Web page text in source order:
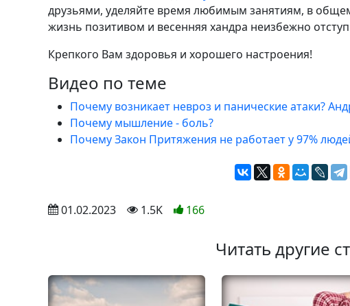
друзьями, уделяйте время любимым занятиям, в
жизнь позитивом и весенняя хандра неизбежно
Крепкого Вам здоровья и хорошего настроения!
Видео по теме
Почему возникает невроз и панические атаки?
Почему мышление - боль?
Почему Закон Притяжения не работает у 97%
01.02.2023 1.5K 166
Читать другие